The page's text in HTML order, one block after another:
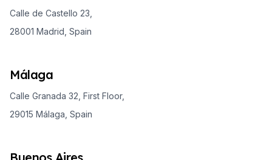
Calle de Castello 23,
28001 Madrid, Spain
Málaga
Calle Granada 32, First Floor,
29015 Málaga, Spain